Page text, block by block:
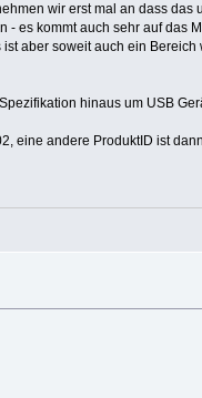
wir erst mal an dass das
es kommt auch sehr auf das
aber soweit auch ein
hinaus um USB
eine andere ProduktID ist